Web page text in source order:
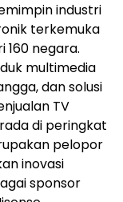
industri
terkemuka
160 negara.
multimedia
dan solusi
TV
di peringkat
pelopor
inovasi
sponsor